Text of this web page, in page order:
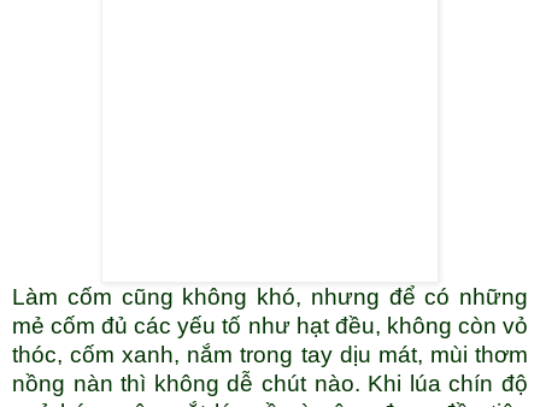
Làm cốm cũng không khó, nhưng để có những
mẻ cốm đủ các yếu tố như hạt đều, không còn vỏ
thóc, cốm xanh, nắm trong tay dịu mát, mùi thơm
nồng nàn thì không dễ chút nào. Khi lúa chín độ